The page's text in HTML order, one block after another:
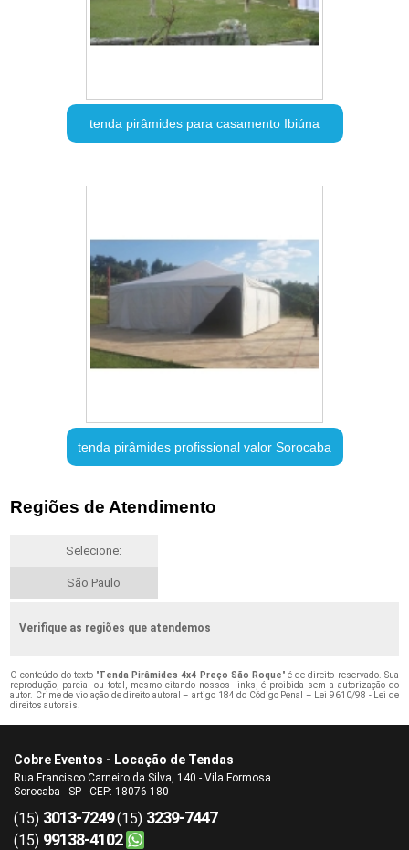
tenda pirâmides para casamento Ibiúna
tenda pirâmides profissional valor Sorocaba
Regiões de Atendimento
Selecione:
São Paulo
Verifique as regiões que atendemos
O conteúdo do texto "Tenda Pirâmides 4x4 Preço São Roque" é de direito reservado. Sua
reprodução, parcial ou total, mesmo citando nossos links, é proibida sem a autorização do
autor. Crime de violação de direito autoral – artigo 184 do Código Penal –
Lei 9610/98 - Lei de
direitos autorais
Cobre Eventos - Locação de Tendas
Rua Francisco Carneiro da Silva, 140 - Vila Formosa
Sorocaba - SP - CEP: 18076-180
(15) 3013-7249(15) 3239-7447
(15) 99138-4102